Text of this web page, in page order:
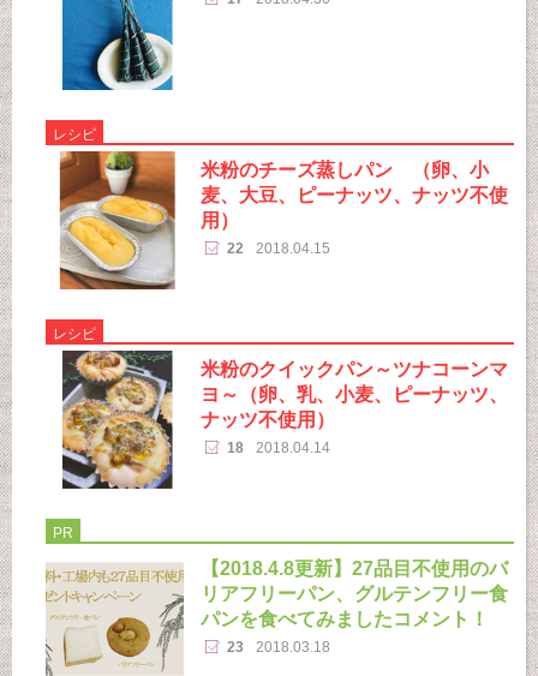
レシピ
米粉のチーズ蒸しパン （卵、小
麦、大豆、ピーナッツ、ナッツ不使
用）
22 2018.04.15
レシピ
米粉のクイックパン～ツナコーンマ
ヨ～（卵、乳、小麦、ピーナッツ、
ナッツ不使用）
18 2018.04.14
PR
【2018.4.8更新】27品目不使用のバ
リアフリーパン、グルテンフリー食
パンを食べてみましたコメント！
23 2018.03.18